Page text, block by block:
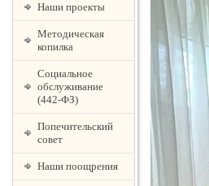
Наши проекты
Методическая
копилка
Социальное
обслуживание
(442-ФЗ)
Попечительский
совет
Наши поощрения